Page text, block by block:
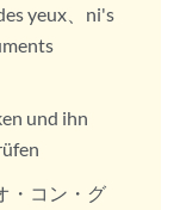
yeux、ni's
und ihn
・コン・グ